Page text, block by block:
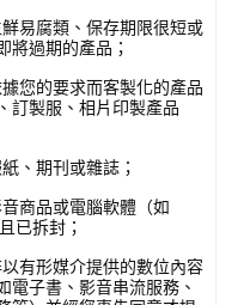
鮮易腐類、保存期限很短或
將過期的產品；
據您的要求而客製化的產品
訂製服、相片印製產品
、期刊或雜誌；
音商品或電腦軟體（如
已拆封；
以有形媒介提供的數位內容
電子書、影音串流服務、